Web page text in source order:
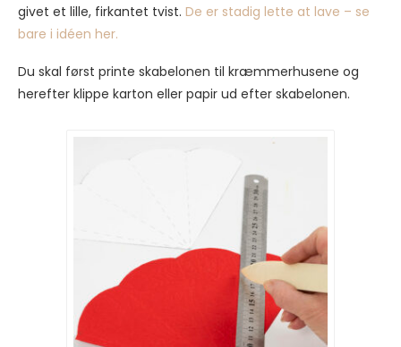
givet et lille, firkantet tvist. De er stadig lette at lave – se
bare i idéen her.
Du skal først printe skabelonen til kræmmerhusene og
herefter klippe karton eller papir ud efter skabelonen.